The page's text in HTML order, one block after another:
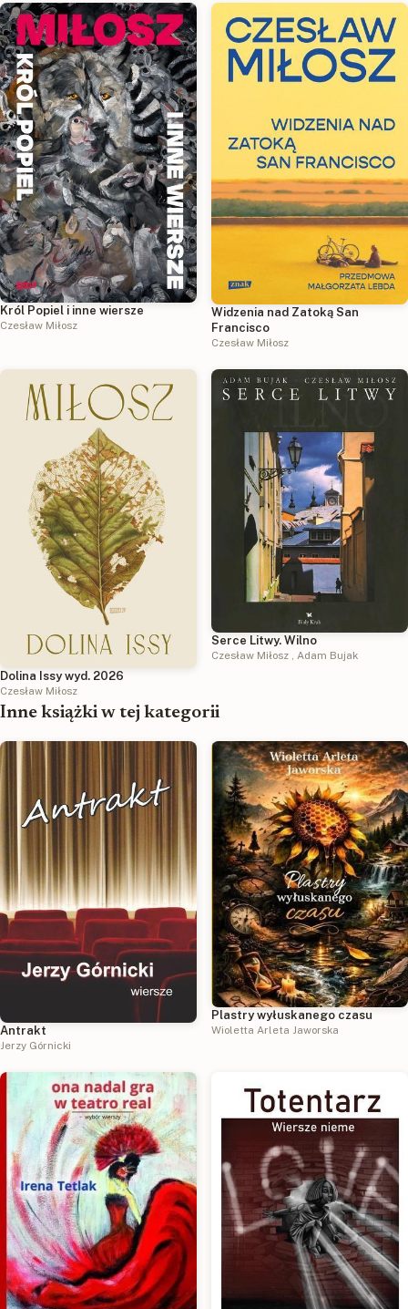
Król Popiel i inne wiersze
Czesław Miłosz
Widzenia nad Zatoką San
Francisco
Czesław Miłosz
Dolina Issy wyd. 2026
Czesław Miłosz
Serce Litwy. Wilno
Czesław Miłosz , Adam Bujak
Inne książki w tej kategorii
Antrakt
Jerzy Górnicki
Plastry wyłuskanego czasu
Wioletta Arleta Jaworska